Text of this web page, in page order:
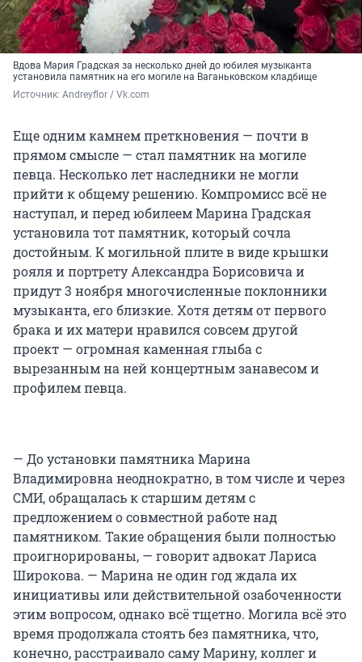
Вдова Мария Градская за несколько дней до юбилея музыканта
установила памятник на его могиле на Ваганьковском кладбище
Источник: Andreyflor / Vk.com
Еще одним камнем преткновения — почти в
прямом смысле — стал памятник на могиле
певца. Несколько лет наследники не могли
прийти к общему решению. Компромисс всё не
наступал, и перед юбилеем Марина Градская
установила тот памятник, который сочла
достойным. К могильной плите в виде крышки
рояля и портрету Александра Борисовича и
придут 3 ноября многочисленные поклонники
музыканта, его близкие. Хотя детям от первого
брака и их матери нравился совсем другой
проект — огромная каменная глыба с
вырезанным на ней концертным занавесом и
профилем певца.
— До установки памятника Марина
Владимировна неоднократно, в том числе и через
СМИ, обращалась к старшим детям с
предложением о совместной работе над
памятником. Такие обращения были полностью
проигнорированы, — говорит адвокат Лариса
Широкова. — Марина не один год ждала их
инициативы или действительной озабоченности
этим вопросом, однако всё тщетно. Могила всё это
время продолжала стоять без памятника, что,
конечно, расстраивало саму Марину, коллег и